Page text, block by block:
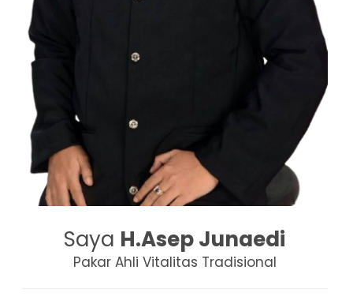
Saya H.Asep Junaedi
Pakar Ahli Vitalitas Tradisional